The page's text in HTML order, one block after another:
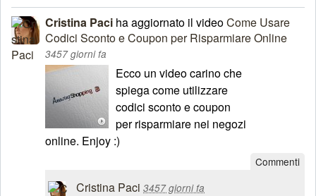
Cristina Paci ha aggiornato il videoCome Usare
Codici Sconto e Coupon per Risparmiare Online
3457 giorni fa
Ecco un video carino che
spiega come utilizzare
codici sconto e coupon
per risparmiare nei negozi
online. Enjoy :)
Commenti
Cristina Paci 3457 giorni fa